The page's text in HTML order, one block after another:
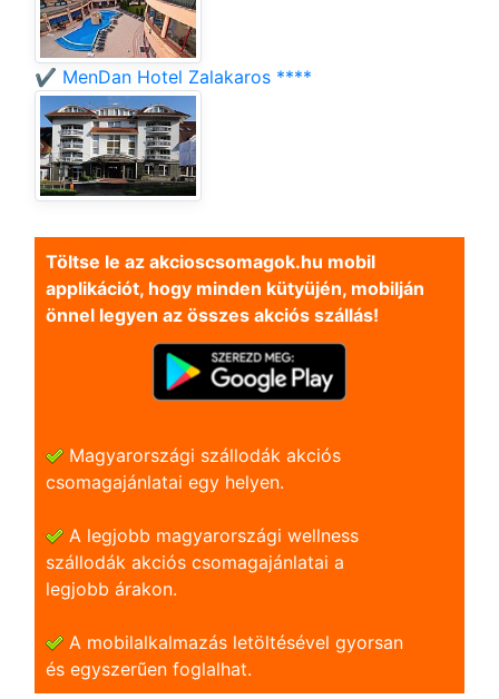
✔️ MenDan Hotel Zalakaros ****
Töltse le az akcioscsomagok.hu mobil
applikációt, hogy minden kütyüjén, mobilján
önnel legyen az összes akciós szállás!
Magyarországi szállodák akciós
csomagajánlatai egy helyen.
A legjobb magyarországi wellness
szállodák akciós csomagajánlatai a
legjobb árakon.
A mobilalkalmazás letöltésével gyorsan
és egyszerũen foglalhat.